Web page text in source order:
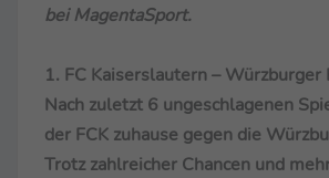
bei MagentaSport.
1. FC Kaiserslautern – Würzburger
Nach zuletzt 6 ungeschlagenen
der FCK zuhause gegen die
Trotz zahlreicher Chancen und